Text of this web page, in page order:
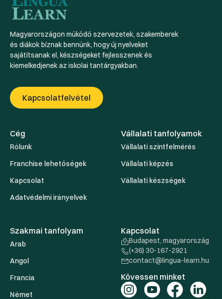
Magyarországon működő szervezetek, szakemberek
és diákok bíznak bennünk, hogy új nyelveket
sajátítsanak el, készségeket fejlesszenek és
kiemelkedjenek az iskolai tantárgyakban.
Kapcsolatfelvétel
Cég
Rólunk
Franchise lehetőségek
Kapcsolat
Adatvédelmi irányelvek
Vállalati tanfolyamok
Vállalati szintfelmérés
Vállalati képzés
Vállalati készségek
Szakmai tanfolyam
Arab
Angol
Francia
Német
Kapcsolat
Budapest, magyarország
(+36) 30-167-2921
contact@lingua-learn.hu
Kövessen minket